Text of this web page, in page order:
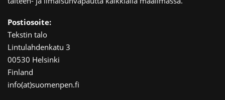
Postiosoite:
Tekstin talo
Lintulahdenkatu 3
00530 Helsinki
Finland
info(at)suomenpen.fi